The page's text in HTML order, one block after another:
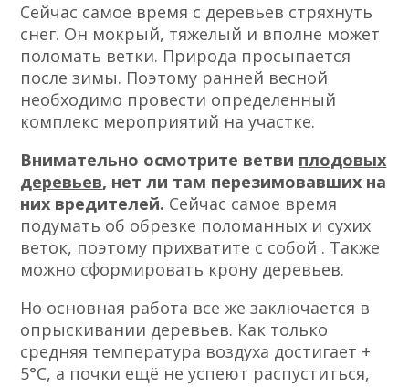
Сейчас самое время с деревьев стряхнуть
снег. Он мокрый, тяжелый и вполне может
поломать ветки. Природа просыпается
после зимы. Поэтому ранней весной
необходимо провести определенный
комплекс мероприятий на участке.
Внимательно осмотрите ветви плодовых
деревьев, нет ли там перезимовавших на
них вредителей. Сейчас самое время
подумать об обрезке поломанных и сухих
веток, поэтому прихватите с собой . Также
можно сформировать крону деревьев.
Но основная работа все же заключается в
опрыскивании деревьев. Как только
средняя температура воздуха достигает +
5°C, а почки ещё не успеют распуститься,